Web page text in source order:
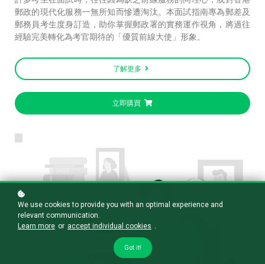
郵政的現代化服務一無所知而慘遭淘汰。本面試指南專為郵差及
郵務員考生度身訂造，助你掌握郵政署的實務運作視角，將過往
經驗完美轉化為考官期待的「優質前線大使」形象。
了解更多
立即購買
We use cookies to provide you with an optimal experience and
relevant communication.
Learn more or accept individual cookies .
Got it!